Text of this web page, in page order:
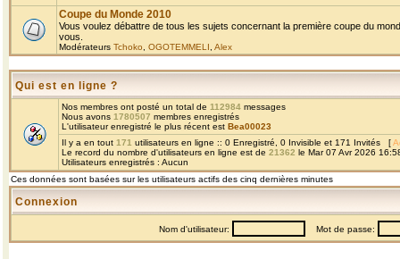
Coupe du Monde 2010
Vous voulez débattre de tous les sujets concernant la première coupe du
vous.
Modérateurs Tchoko OGOTEMMELI Alex
Qui est en ligne ?
Nos membres ont posté un total de 112984 messages
Nous avons 1780507 membres enregistrés
L'utilisateur enregistré le plus récent est Bea00023
Il y a en tout 171 utilisateurs en ligne :: 0 Enregistré, 0 Invisible et 171 Invités [
Le record du nombre d'utilisateurs en ligne est de 21362 le Mar 07 Avr 2026
Utilisateurs enregistrés : Aucun
Ces données sont basées sur les utilisateurs actifs des cinq dernières minutes
Connexion
Nom d'utilisateur: Mot de passe: